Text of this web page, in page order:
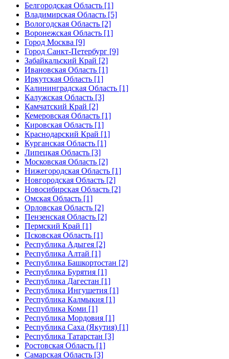
Белгородская Область [1]
Владимирская Область [5]
Вологодская Область [2]
Воронежская Область [1]
Город Москва [9]
Город Санкт-Петербург [9]
Забайкальский Край [2]
Ивановская Область [1]
Иркутская Область [1]
Калининградская Область [1]
Калужская Область [3]
Камчатский Край [2]
Кемеровская Область [1]
Кировская Область [1]
Краснодарский Край [1]
Курганская Область [1]
Липецкая Область [3]
Московская Область [2]
Нижегородская Область [1]
Новгородская Область [2]
Новосибирская Область [2]
Омская Область [1]
Орловская Область [2]
Пензенская Область [2]
Пермский Край [1]
Псковская Область [1]
Республика Адыгея [2]
Республика Алтай [1]
Республика Башкортостан [2]
Республика Бурятия [1]
Республика Дагестан [1]
Республика Ингушетия [1]
Республика Калмыкия [1]
Республика Коми [1]
Республика Мордовия [1]
Республика Саха (Якутия) [1]
Республика Татарстан [3]
Ростовская Область [1]
Самарская Область [3]